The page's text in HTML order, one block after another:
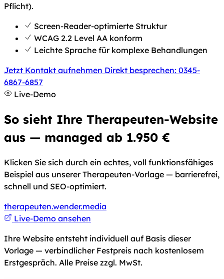
Pflicht).
Screen-Reader-optimierte Struktur
WCAG 2.2 Level AA konform
Leichte Sprache für komplexe Behandlungen
Jetzt Kontakt aufnehmen Direkt besprechen: 0345-
6867-6857
Live-Demo
So sieht Ihre Therapeuten-Website
aus — managed ab 1.950 €
Klicken Sie sich durch ein echtes, voll funktionsfähiges
Beispiel aus unserer Therapeuten-Vorlage — barrierefrei,
schnell und SEO-optimiert.
therapeuten.wender.media
Live-Demo ansehen
Ihre Website entsteht individuell auf Basis dieser
Vorlage — verbindlicher Festpreis nach kostenlosem
Erstgespräch. Alle Preise zzgl. MwSt.